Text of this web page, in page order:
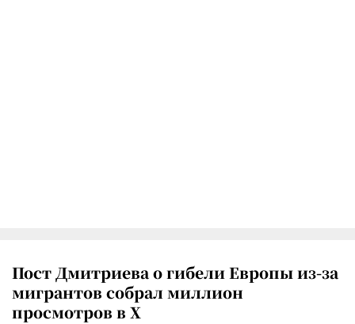
Пост Дмитриева о гибели Европы из-за
мигрантов собрал миллион
просмотров в X